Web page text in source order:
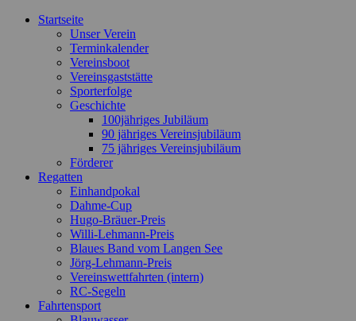
Startseite
Unser Verein
Terminkalender
Vereinsboot
Vereinsgaststätte
Sporterfolge
Geschichte
100jähriges Jubiläum
90 jähriges Vereinsjubiläum
75 jähriges Vereinsjubiläum
Förderer
Regatten
Einhandpokal
Dahme-Cup
Hugo-Bräuer-Preis
Willi-Lehmann-Preis
Blaues Band vom Langen See
Jörg-Lehmann-Preis
Vereinswettfahrten (intern)
RC-Segeln
Fahrtensport